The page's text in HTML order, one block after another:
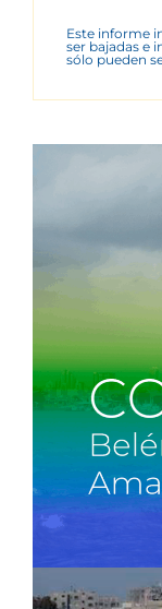
Este informe
ser bajadas e
sólo pueden